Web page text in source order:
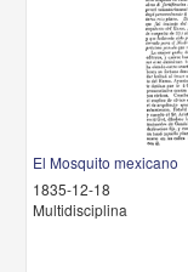
El Mosquito mexicano
1835-12-18
Multidisciplina